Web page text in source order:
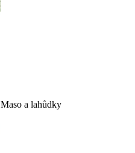
Maso a lahůdky